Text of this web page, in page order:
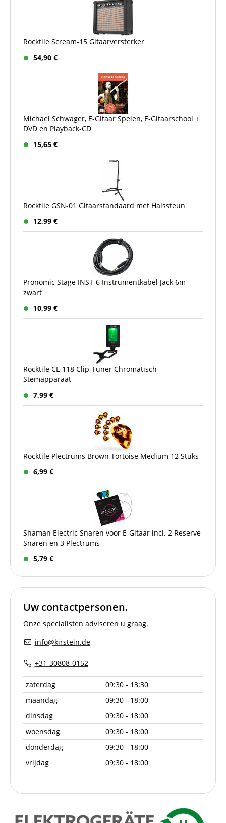
Rocktile Scream-15 Gitaarversterker
54,90 €
Michael Schwager, E-Gitaar Spelen, E-Gitaarschool +
DVD en Playback-CD
15,65 €
Rocktile GSN-01 Gitaarstandaard met Halssteun
12,99 €
Pronomic Stage INST-6 Instrumentkabel Jack 6m
zwart
10,99 €
Rocktile CL-118 Clip-Tuner Chromatisch
Stemapparaat
7,99 €
Rocktile Plectrums Brown Tortoise Medium 12 Stuks
6,99 €
Shaman Electric Snaren voor E-Gitaar incl. 2 Reserve
Snaren en 3 Plectrums
5,79 €
Uw contactpersonen.
Onze specialisten adviseren u graag.
info@kirstein.de
+31-30808-0152
zaterdag
09:30 - 13:30
maandag
09:30 - 18:00
dinsdag
09:30 - 18:00
woensdag
09:30 - 18:00
donderdag
09:30 - 18:00
vrijdag
09:30 - 18:00